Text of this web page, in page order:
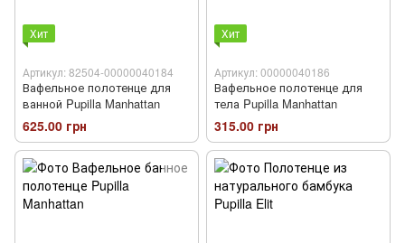
Хит
Артикул: 82504-00000040184
Вафельное полотенце для
ванной Pupilla Manhattan
625.00 грн
Хит
Артикул: 00000040186
Вафельное полотенце для
тела Pupilla Manhattan
315.00 грн